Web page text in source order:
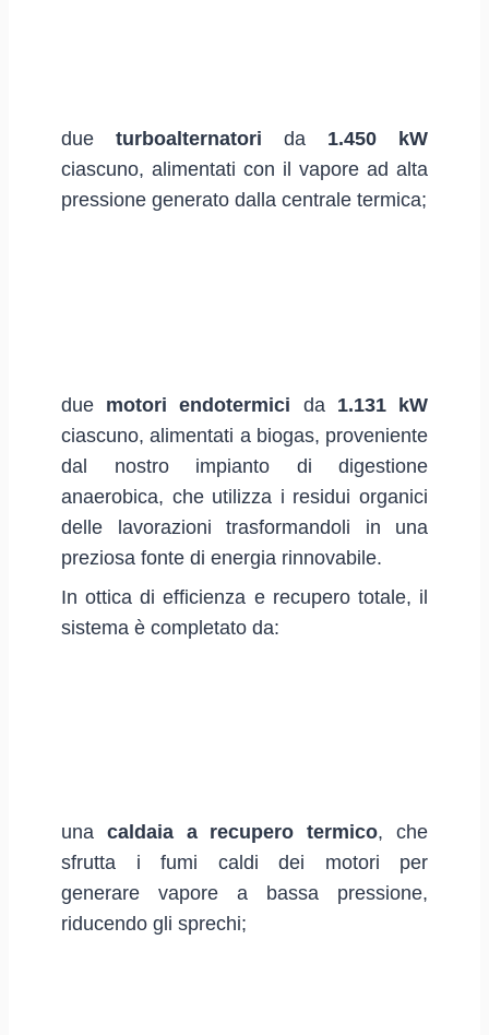
due turboalternatori da 1.450 kW
ciascuno, alimentati con il vapore ad alta
pressione generato dalla centrale termica;
due motori endotermici da 1.131 kW
ciascuno, alimentati a biogas, proveniente
dal nostro impianto di digestione
anaerobica, che utilizza i residui organici
delle lavorazioni trasformandoli in una
preziosa fonte di energia rinnovabile.
In ottica di efficienza e recupero totale, il
sistema è completato da:
una caldaia a recupero termico, che
sfrutta i fumi caldi dei motori per
generare vapore a bassa pressione,
riducendo gli sprechi;